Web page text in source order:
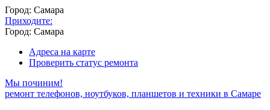
Город: Самара
Приходите:
Город: Самара
Адреса на карте
Проверить статус ремонта
Мы починим!
ремонт телефонов, ноутбуков, планшетов и техники в Самаре